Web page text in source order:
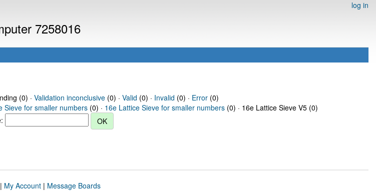
log in
7258016
(0) · Validation inconclusive(0) · Valid (0) · Invalid (0) · Error(0)
Sieve for smaller numbers (0) · 16e Lattice Sieve for smaller numbers (0) · 16e Lattice Sieve V5 (0)
My Account| Message Boards